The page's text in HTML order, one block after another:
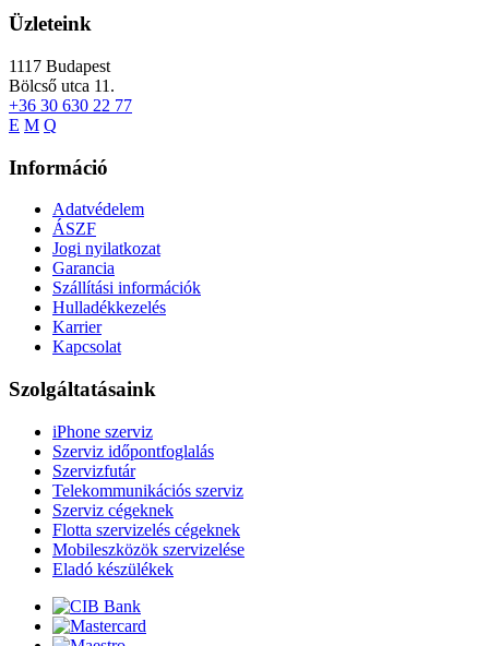
Üzleteink
1117 Budapest
Bölcső utca 11.
+36 30 630 22 77
E M Q
Információ
Adatvédelem
ÁSZF
Jogi nyilatkozat
Garancia
Szállítási információk
Hulladékkezelés
Karrier
Kapcsolat
Szolgáltatásaink
iPhone szerviz
Szerviz időpontfoglalás
Szervizfutár
Telekommunikációs szerviz
Szerviz cégeknek
Flotta szervizelés cégeknek
Mobileszközök szervizelése
Eladó készülékek